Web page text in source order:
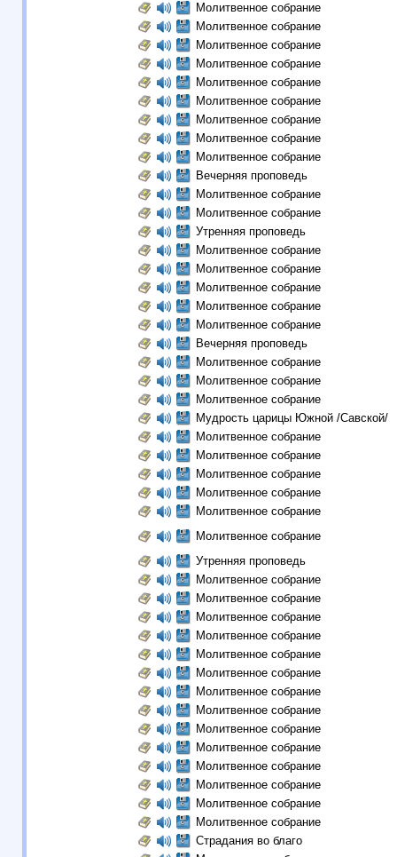
Молитвенное собрание
Молитвенное собрание
Молитвенное собрание
Молитвенное собрание
Молитвенное собрание
Молитвенное собрание
Молитвенное собрание
Молитвенное собрание
Молитвенное собрание
Вечерняя проповедь
Молитвенное собрание
Молитвенное собрание
Утренняя проповедь
Молитвенное собрание
Молитвенное собрание
Молитвенное собрание
Молитвенное собрание
Молитвенное собрание
Вечерняя проповедь
Молитвенное собрание
Молитвенное собрание
Молитвенное собрание
Мудрость царицы Южной /Савской/
Молитвенное собрание
Молитвенное собрание
Молитвенное собрание
Молитвенное собрание
Молитвенное собрание
Молитвенное собрание
Утренняя проповедь
Молитвенное собрание
Молитвенное собрание
Молитвенное собрание
Молитвенное собрание
Молитвенное собрание
Молитвенное собрание
Молитвенное собрание
Молитвенное собрание
Молитвенное собрание
Молитвенное собрание
Молитвенное собрание
Молитвенное собрание
Молитвенное собрание
Молитвенное собрание
Страдания во благо